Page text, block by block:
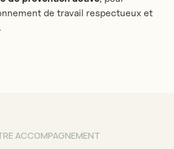
de travail respectueux et
ACCOMPAGNEMENT